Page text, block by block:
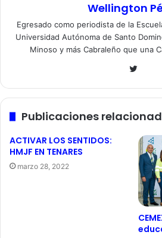
Wellington
Egresado como periodista de la
Universidad Autónoma de Santo
Minoso y más Cabraleño que una
Twitter
Publicaciones
ACTIVAR LOS SENTIDOS:
HMJF EN TENARES
marzo 28, 2022